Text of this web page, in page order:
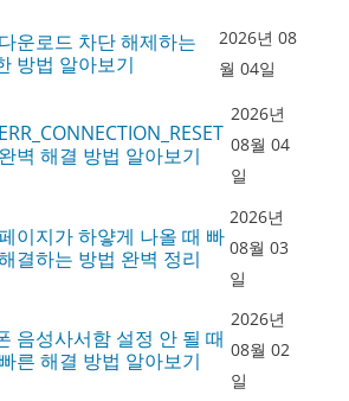
운로드 차단 해제하는
방법 알아보기
2026년 08
월 04일
벽 해결 방법 알아보기
2026년
08월 04
일
이지가 하얗게 나올 때 빠
결하는 방법 완벽 정리
2026년
08월 03
일
음성사서함 설정 안 될 때
른 해결 방법 알아보기
2026년
08월 02
일